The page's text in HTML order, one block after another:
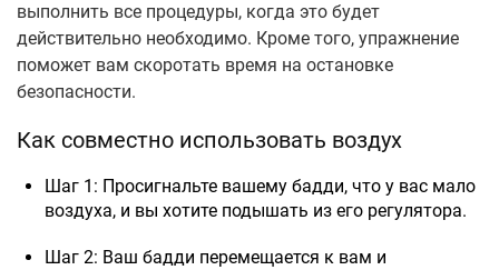
выполнить все процедуры, когда это будет
действительно необходимо. Кроме того, упражнение
поможет вам скоротать время на остановке
безопасности.
Как совместно использовать воздух
Шаг 1: Просигнальте вашему бадди, что у вас мало
воздуха, и вы хотите подышать из его регулятора.
Шаг 2: Ваш бадди перемещается к вам и